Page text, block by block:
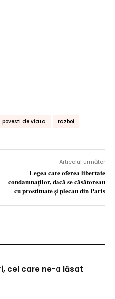
povesti de viata razboi
Articolul următor
Legea care oferea libertate
condamnaţilor, dacă se căsătoreau
cu prostituate şi plecau din Paris
cel care ne-a lăsat